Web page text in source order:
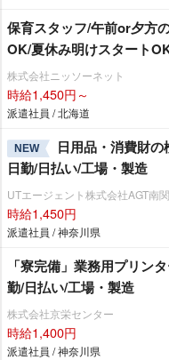
保育スタッフ/午前or夕方
OK/夏休み明けスタート
株式会社ニッソーネット
時給1,450円～
派遣社員 / 北海道
NEW
日用品・消費財
日勤/日払い/工場・製造
UTエージェント株式会社AGT南
時給1,450円
派遣社員 / 神奈川県
「寮完備」業務用プリン
勤/日払い/工場・製造
株式会社京栄センター
時給1,400円
派遣社員 / 神奈川県